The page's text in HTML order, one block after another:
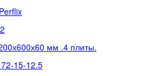
мм .4 плиты.
15-12.5